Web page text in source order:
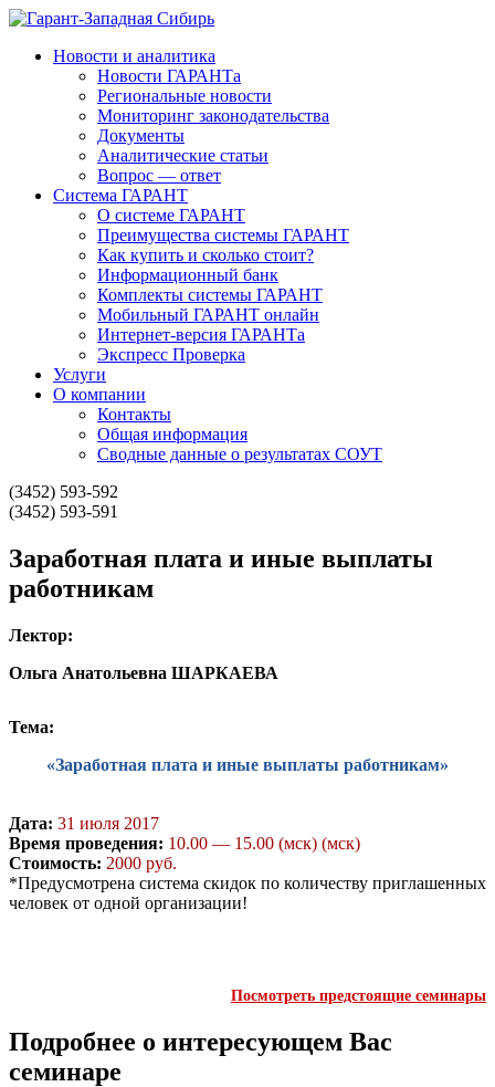
Новости и аналитика
Новости ГАРАНТа
Региональные новости
Мониторинг законодательства
Документы
Аналитические статьи
Вопрос — ответ
Система ГАРАНТ
О системе ГАРАНТ
Преимущества системы ГАРАНТ
Как купить и сколько стоит?
Информационный банк
Комплекты системы ГАРАНТ
Мобильный ГАРАНТ онлайн
Интернет-версия ГАРАНТа
Экспресс Проверка
Услуги
О компании
Контакты
Общая информация
Сводные данные о результатах СОУТ
(3452) 593-592
(3452) 593-591
Заработная плата и иные выплаты
работникам
Лектор:
Ольга Анатольевна ШАРКАЕВА
Тема:
«Заработная плата и иные выплаты работникам»
Дата: 31 июля 2017
Время проведения: 10.00 — 15.00 (мск) (мск)
Стоимость: 2000 руб.
*Предусмотрена система скидок по количеству приглашенных
человек от одной организации!
Посмотреть предстоящие семинары
Подробнее о интересующем Вас
семинаре